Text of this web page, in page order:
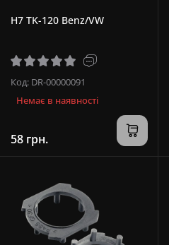
H7 TK-120 Benz/VW
Код: DR-00000091
Немає в наявності
58 грн.